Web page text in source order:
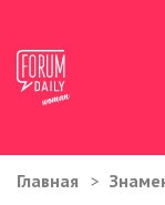
Главная